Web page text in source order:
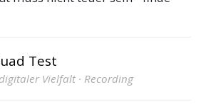
Test
Vielfalt · Recording